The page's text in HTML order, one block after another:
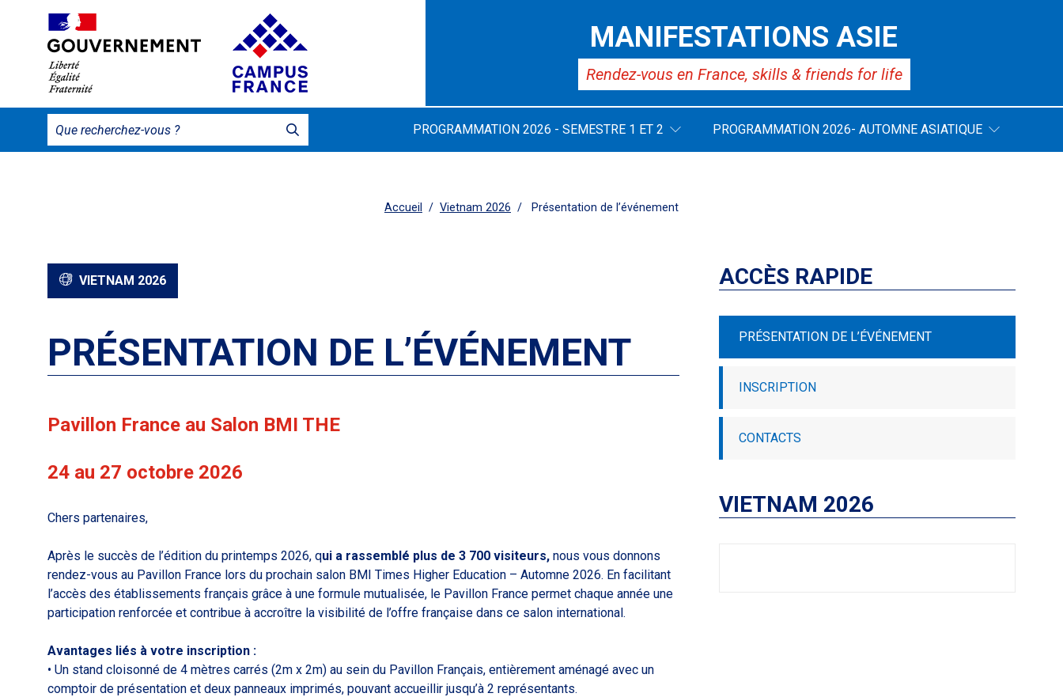
MANIFESTATIONS ASIE
Rendez-vous en France, skills & friends for life
PROGRAMMATION 2026 - SEMESTRE 1 ET 2 PROGRAMMATION 2026- AUTOMNE ASIATIQUE
Accueil Vietnam 2026 Présentation de l’événement
VIETNAM 2026
PRÉSENTATION DE L’ÉVÉNEMENT
Pavillon France au Salon BMI THE
24 au 27 octobre 2026
Chers partenaires,
Après le succès de l’édition du printemps 2026, qui a rassemblé plus de 3 700 visiteurs, nous vous donnons
rendez-vous au Pavillon France lors du prochain salon BMI Times Higher Education – Automne 2026. En facilitant
l’accès des établissements français grâce à une formule mutualisée, le Pavillon France permet chaque année une
participation renforcée et contribue à accroître la visibilité de l’offre française dans ce salon international.
Avantages liés à votre inscription :
• Un stand cloisonné de 4 mètres carrés (2m x 2m) au sein du Pavillon Français, entièrement aménagé avec un
comptoir de présentation et deux panneaux imprimés, pouvant accueillir jusqu’à 2 représentants.
ACCÈS RAPIDE
PRÉSENTATION DE L’ÉVÉNEMENT
INSCRIPTION
CONTACTS
VIETNAM 2026